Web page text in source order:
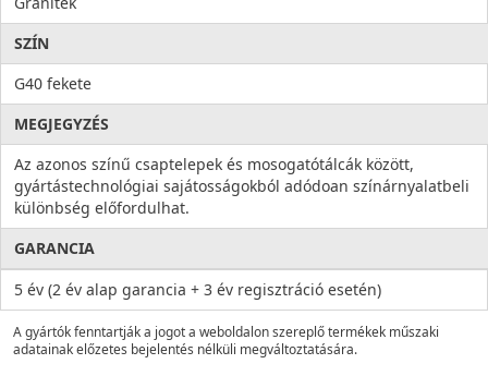
SZÍN
G40 fekete
MEGJEGYZÉS
Az azonos színű csaptelepek és mosogatótálcák között,
gyártástechnológiai sajátosságokból adódoan színárnyalatbeli
különbség előfordulhat.
GARANCIA
5 év (2 év alap garancia + 3 év regisztráció esetén)
A gyártók fenntartják a jogot a weboldalon szereplő termékek műszaki
adatainak előzetes bejelentés nélküli megváltoztatására.